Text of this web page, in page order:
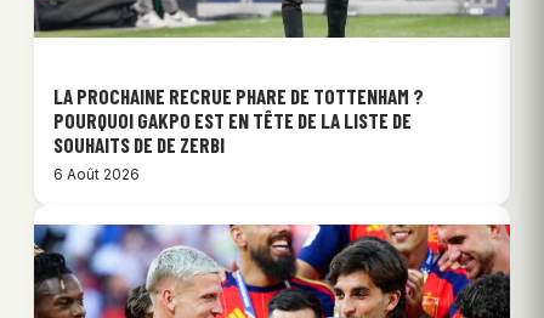
LA PROCHAINE RECRUE PHARE DE TOTTENHAM ?
POURQUOI GAKPO EST EN TÊTE DE LA LISTE DE
SOUHAITS DE DE ZERBI
6 Août 2026